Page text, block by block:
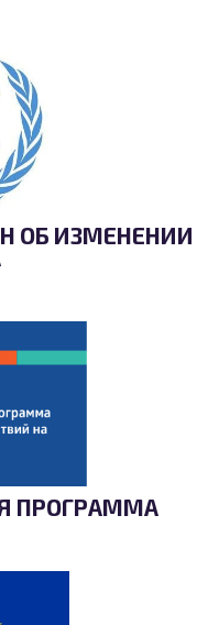
ОБ ИЗМЕНЕНИИ
ПРОГРАММА